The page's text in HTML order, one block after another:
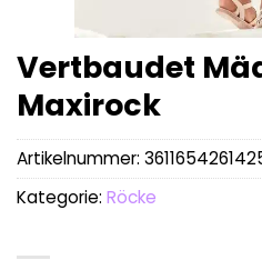
Vertbaudet
Maxirock
Artikelnummer:
Kategorie: Röcke